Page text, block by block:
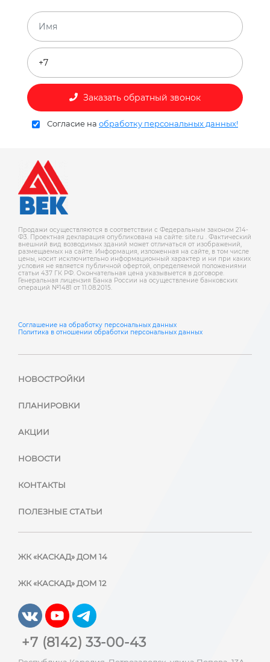
Заказать обратный звонок
Согласие на обработку персональных данных!
Продажи осуществляются в соответствии с Федеральным законом 214-
Ф3. Проектная декларация опубликована на сайте: site.ru . Фактический
внешний вид возводимых зданий может отличаться от изображений,
размещаемых на сайте. Информация, изложенная на сайте, в том числе
цены, носит исключительно информационный характер и ни при каких
условия не является публичной офертой, определяемой положениями
статьи 437 ГК РФ. Окончательная цена указывыется в договоре.
Генеральная лицензия Банка России на осуществление банковских
операций №1481 от 11.08.2015.
Соглашение на обработку персональных данных
Политика в отношении обработки персональных данных
НОВОСТРОЙКИ
ПЛАНИРОВКИ
АКЦИИ
НОВОСТИ
КОНТАКТЫ
ПОЛЕЗНЫЕ СТАТЬИ
ЖК «КАСКАД» ДОМ 14
ЖК «КАСКАД» ДОМ 12
+7 (8142) 33-00-43